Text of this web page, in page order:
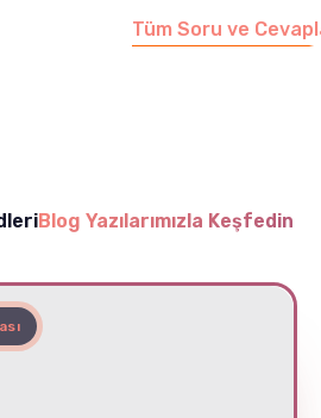
Tüm Soru ve
Blog Yazılarımızla Keşfedin